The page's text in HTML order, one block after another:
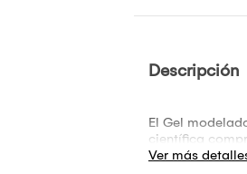
Descripción
El Gel
científica